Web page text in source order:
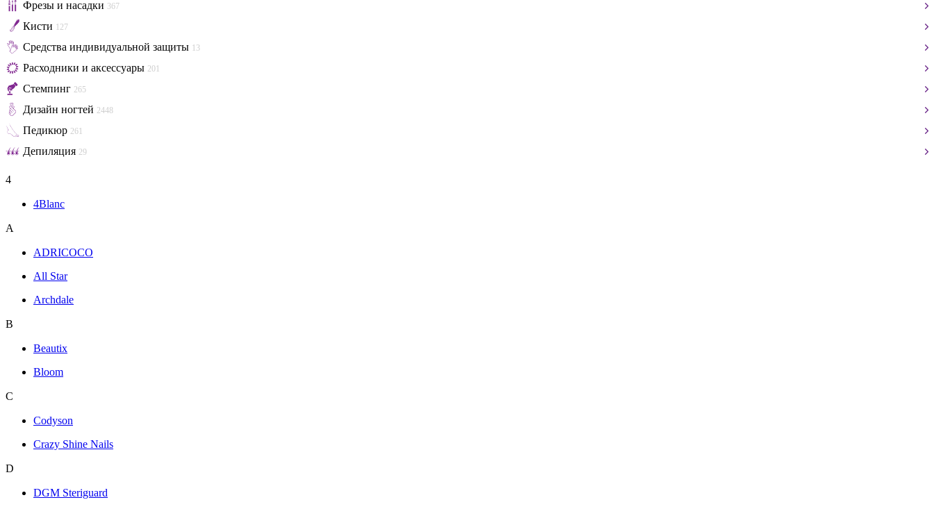
Фрезы и насадки 367
Кисти 127
Средства индивидуальной защиты 13
Расходники и аксессуары 201
Стемпинг 265
Дизайн ногтей 2448
Педикюр 261
Депиляция 29
4
4Blanc
A
ADRICOCO
All Star
Archdale
B
Beautix
Bloom
C
Codyson
Crazy Shine Nails
D
DGM Steriguard